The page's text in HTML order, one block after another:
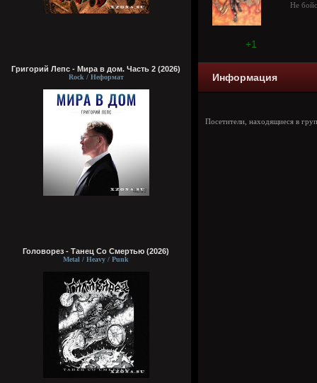
Григорий Лепс - Мира в дом. Часть 2 (2026)
Rock / Неформат
Головорез - Tанец Со Смертью (2026)
Metal / Heavy / Punk
Не
+1
Информация
Посетители, находящиеся в